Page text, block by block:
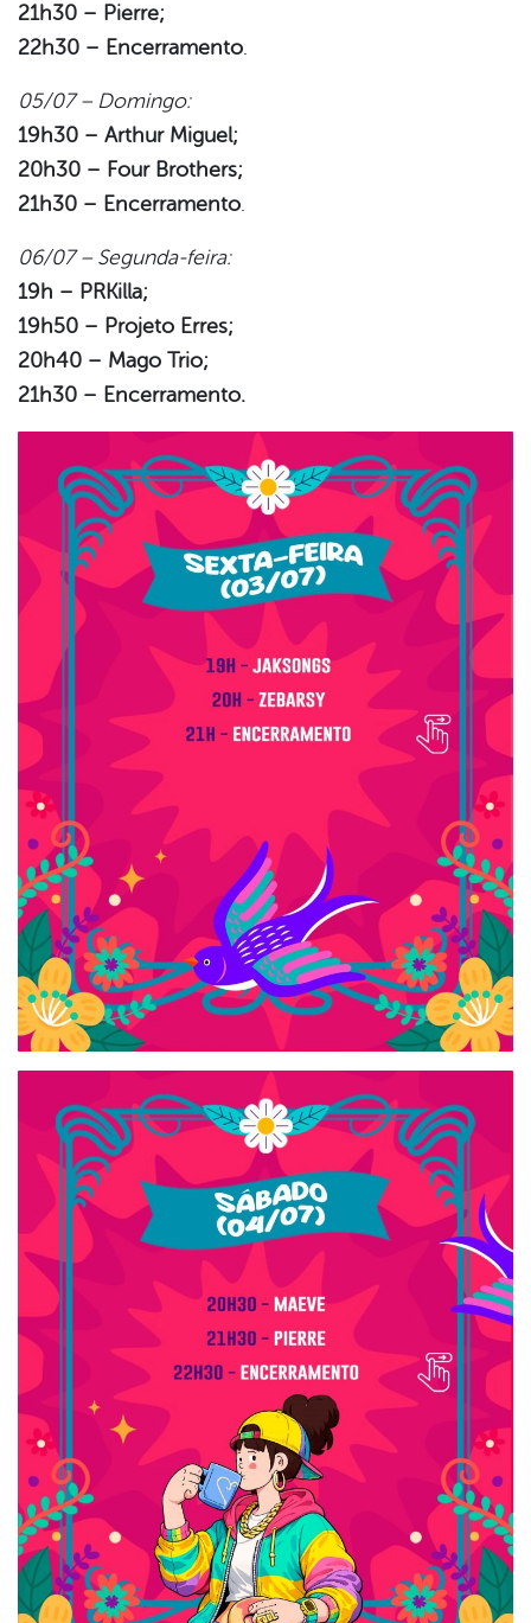
21h30 – Pierre;
22h30 – Encerramento.
05/07 – Domingo:
19h30 – Arthur Miguel;
20h30 – Four Brothers;
21h30 – Encerramento.
06/07 – Segunda-feira:
19h – PRKilla;
19h50 – Projeto Erres;
20h40 – Mago Trio;
21h30 – Encerramento.